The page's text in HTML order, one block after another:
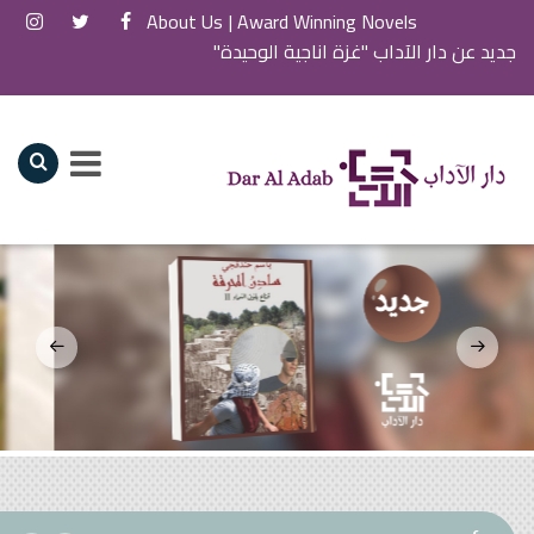
Award Winning Novels |
About Us
جديد عن دار الآداب "غزة اناجية الوحيدة"